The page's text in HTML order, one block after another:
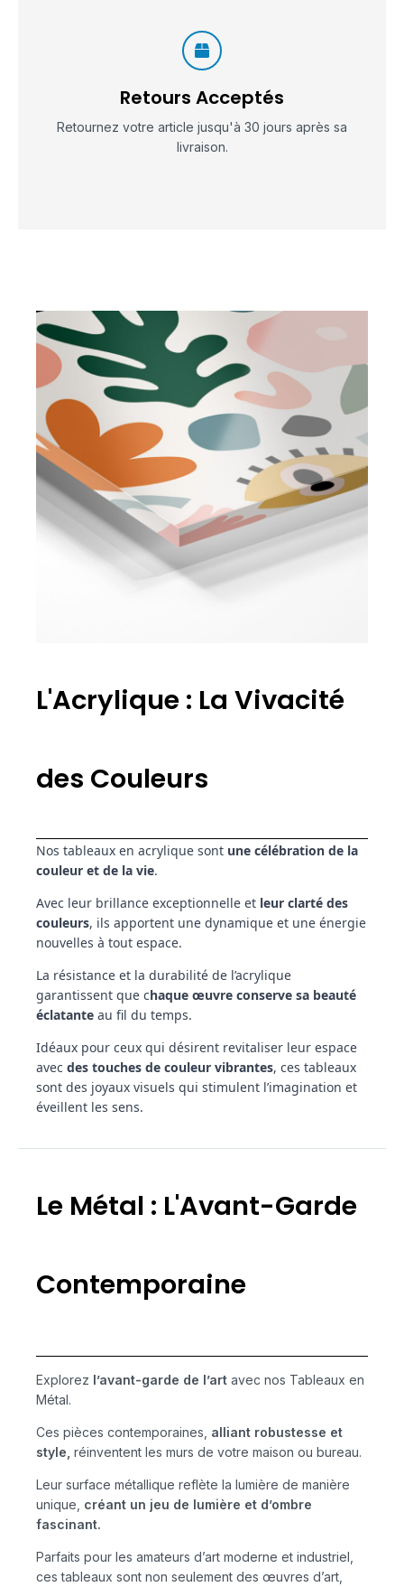
Retours Acceptés
Retournez votre article jusqu'à 30 jours après sa
livraison.
L'Acrylique : La Vivacité
des Couleurs
Nos tableaux en acrylique sont une célébration de la
couleur et de la vie.
Avec leur brillance exceptionnelle et leur clarté des
couleurs, ils apportent une dynamique et une énergie
nouvelles à tout espace.
La résistance et la durabilité de l’acrylique
garantissent que chaque œuvre conserve sa beauté
éclatante au fil du temps.
Idéaux pour ceux qui désirent revitaliser leur espace
avec des touches de couleur vibrantes, ces tableaux
sont des joyaux visuels qui stimulent l’imagination et
éveillent les sens.
Le Métal : L'Avant-Garde
Contemporaine
Explorez l’avant-garde de l’art avec nos Tableaux en
Métal.
Ces pièces contemporaines, alliant robustesse et
style, réinventent les murs de votre maison ou bureau.
Leur surface métallique reflète la lumière de manière
unique, créant un jeu de lumière et d’ombre
fascinant.
Parfaits pour les amateurs d’art moderne et industriel,
ces tableaux sont non seulement des œuvres d’art,